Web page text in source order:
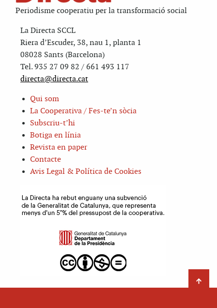
Periodisme cooperatiu per la transformació social
La Directa SCCL
Riera d’Escuder, 38, nau 1, planta 1
08028 Sants (Barcelona)
Tel. 935 27 09 82 / 661 493 117
directa@directa.cat
Qui som
La Cooperativa / Fes-te’n sòcia
Subscriu-t’hi
Botiga en línia
Revista en paper
Contacte
Avis Legal & Política de Cookies